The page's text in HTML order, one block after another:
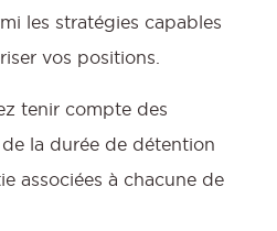
les stratégies capables
vos positions.
tenir compte des
la durée de détention
associées à chacune de